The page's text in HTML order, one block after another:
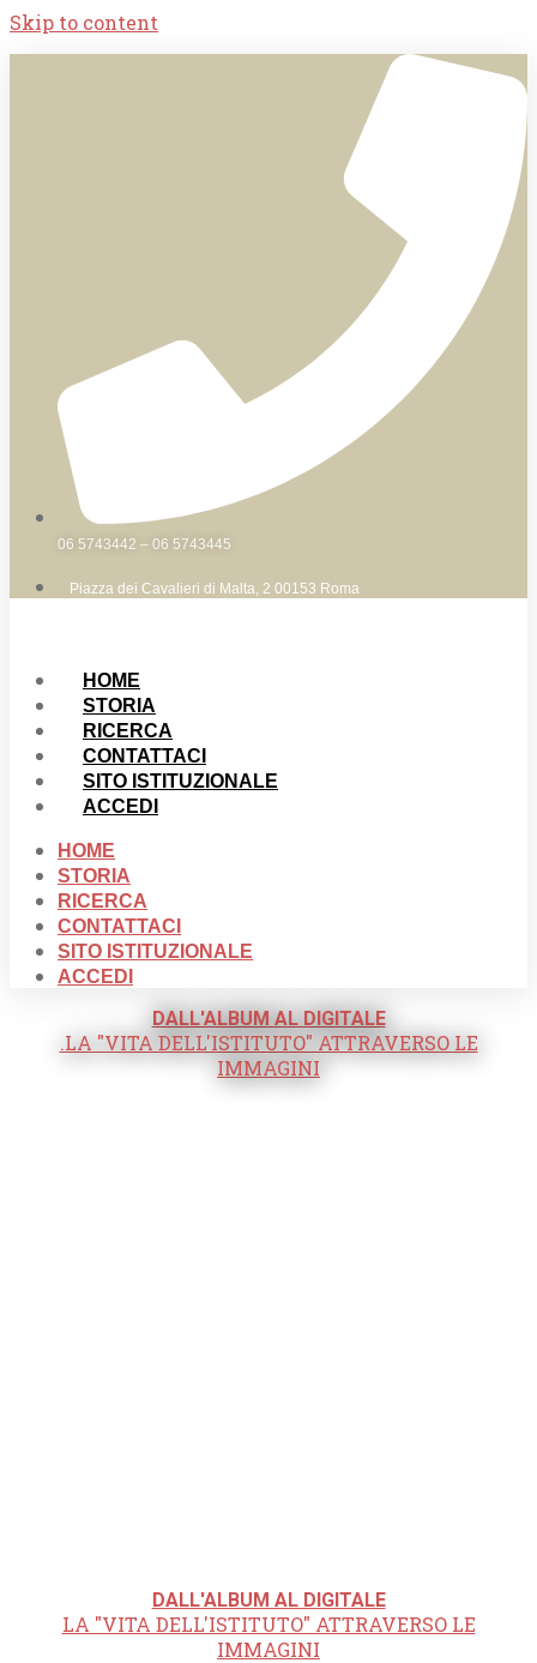
Skip to content
06 5743442 – 06 5743445
Piazza dei Cavalieri di Malta, 2 00153 Roma
HOME
STORIA
RICERCA
CONTATTACI
SITO ISTITUZIONALE
ACCEDI
HOME
STORIA
RICERCA
CONTATTACI
SITO ISTITUZIONALE
ACCEDI
DALL'ALBUM AL DIGITALE
.LA "VITA DELL'ISTITUTO" ATTRAVERSO LE
IMMAGINI
DALL'ALBUM AL DIGITALE
LA "VITA DELL'ISTITUTO" ATTRAVERSO LE
IMMAGINI